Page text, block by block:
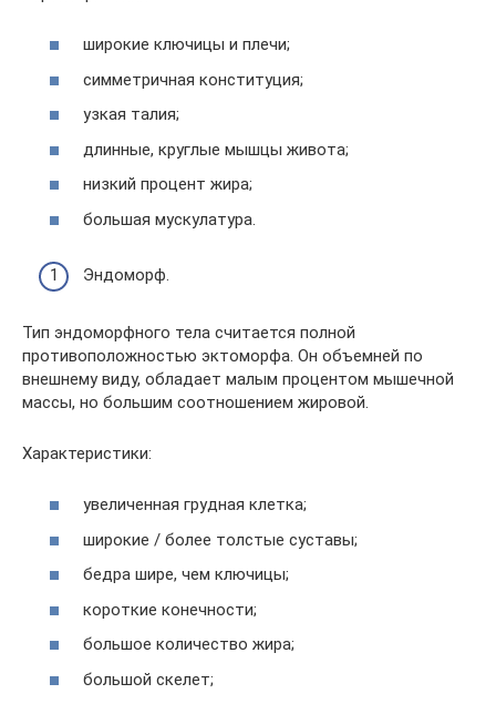
широкие ключицы и плечи;
симметричная конституция;
узкая талия;
длинные, круглые мышцы живота;
низкий процент жира;
большая мускулатура.
Эндоморф.
Тип эндоморфного тела считается полной
противоположностью эктоморфа. Он объемней по
внешнему виду, обладает малым процентом мышечной
массы, но большим соотношением жировой.
Характеристики:
увеличенная грудная клетка;
широкие / более толстые суставы;
бедра шире, чем ключицы;
короткие конечности;
большое количество жира;
большой скелет;